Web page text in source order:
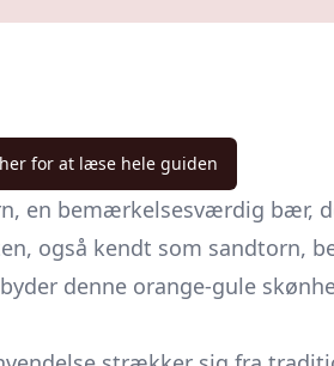
for at læse hele guiden
en bemærkelsesværdig bær,
også kendt som sandtorn,
denne orange-gule